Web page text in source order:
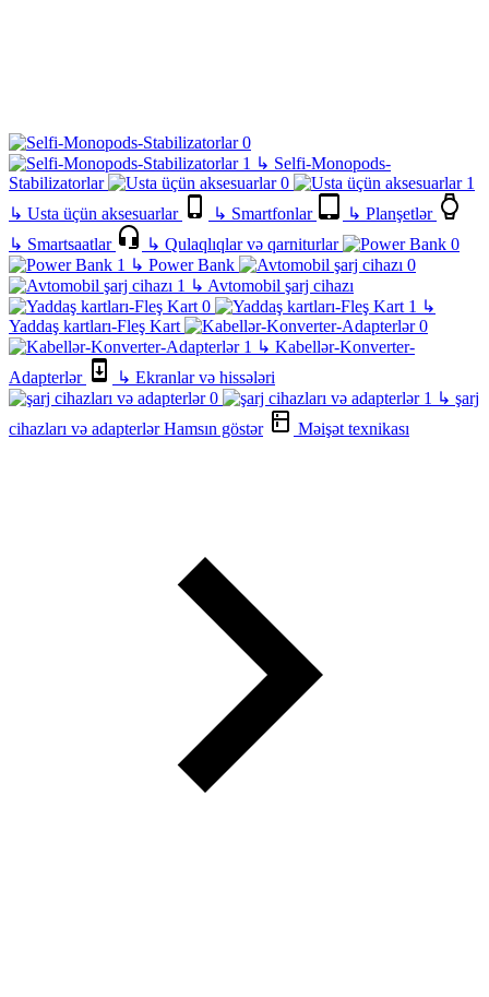
↳ Selfi-Monopods-
Stabilizatorlar
↳ Usta üçün aksesuarlar ↳ Smartfonlar ↳ Planşetlər
↳ Smartsaatlar ↳ Qulaqlıqlar və qarniturlar
↳ Power Bank
↳ Avtomobil şarj cihazı
↳
Yaddaş kartları-Fleş Kart
↳ Kabellər-Konverter-
Adapterlər
↳ Ekranlar və hissələri
↳ şarj
cihazları və adapterlərHamsın göstər Məişət texnikası